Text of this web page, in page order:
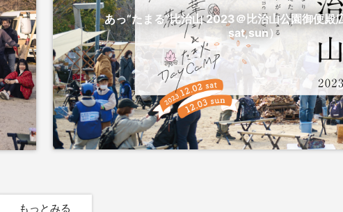
あっ“たまる”比治山 2023＠比治山公園御便殿
sat,sun）
もっとみる